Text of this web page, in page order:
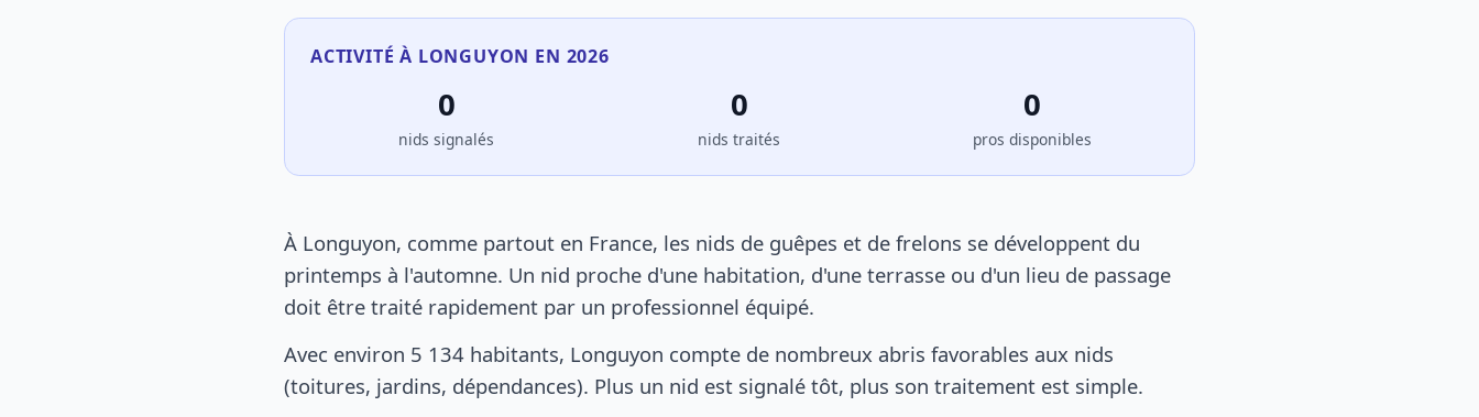
ACTIVITÉ À LONGUYON EN 2026
0
nids signalés
0
nids traités
0
pros disponibles
À Longuyon, comme partout en France, les nids de guêpes et de frelons se développent du
printemps à l'automne. Un nid proche d'une habitation, d'une terrasse ou d'un lieu de passage
doit être traité rapidement par un professionnel équipé.
Avec environ 5 134 habitants, Longuyon compte de nombreux abris favorables aux nids
(toitures, jardins, dépendances). Plus un nid est signalé tôt, plus son traitement est simple.